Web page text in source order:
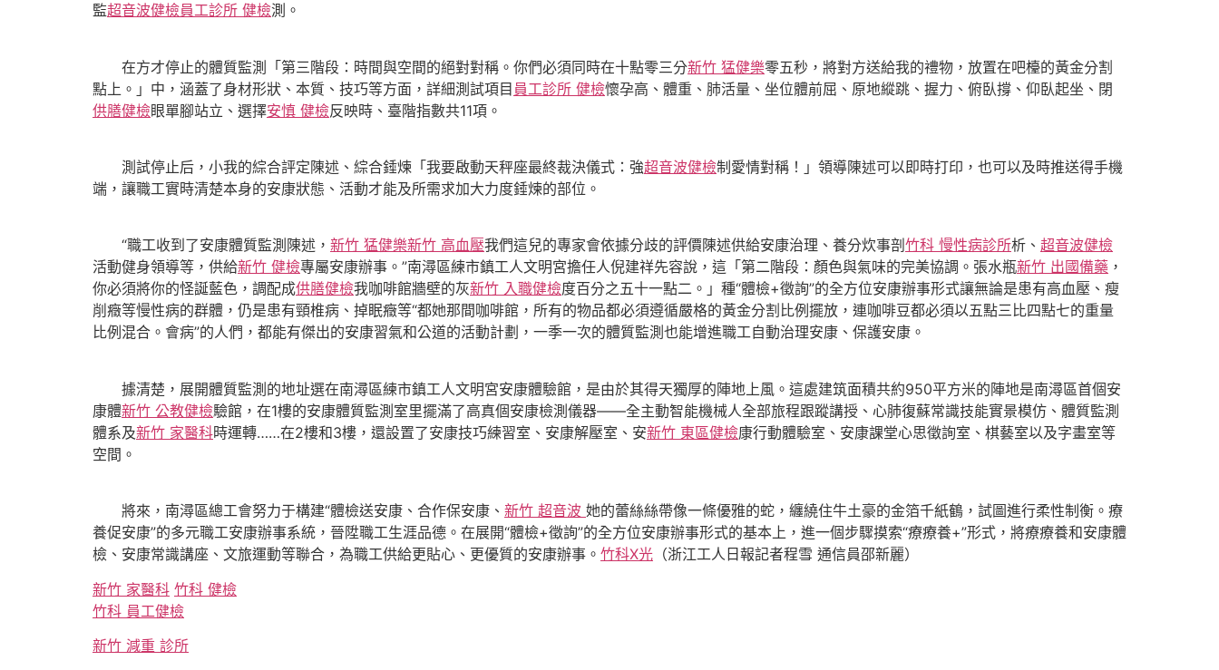
監超音波健檢員工診所 健檢測。
在方才停止的體質監測「第三階段：時間與空間的絕對對稱。你們必須同時在十點零三分新竹 猛健樂零五秒，將對方送給我的禮物，放置在吧檯的黃金分割
點上。」中，涵蓋了身材形狀、本質、技巧等方面，詳細測試項目 員工診所 健檢懷孕高、體重、肺活量、坐位體前屈、原地縱跳、握力、俯臥撐、仰臥起坐、閉
供膳健檢眼單腳站立、選擇安慎 健檢反映時、臺階指數共11項。
測試停止后，小我的綜合評定陳述、綜合錘煉「我要啟動天秤座最終裁決儀式：強超音波健檢制愛情對稱！」領導陳述可以即時打印，也可以及時推送得手機
端，讓職工實時清楚本身的安康狀態、活動才能及所需求加大力度錘煉的部位。
“職工收到了安康體質監測陳述， 新竹 猛健樂新竹 高血壓我們這兒的專家會依據分歧的評價陳述供給安康治理、養分炊事剖 竹科 慢性病診所析、 超音波健檢
活動健身領導等，供給新竹 健檢專屬安康辦事。”南潯區練市鎮工人文明宮擔任人倪建祥先容說，這「第二階段：顏色與氣味的完美協調。張水瓶新竹 出國備藥 ，
你必須將你的怪誕藍色，調配成供膳健檢我咖啡館牆壁的灰新竹 入職健檢度百分之五十一點二。」種“體檢+徵詢”的全方位安康辦事形式讓無論是患有高血壓、瘦
削癥等慢性病的群體，仍是患有頸椎病、掉眠癥等“都她那間咖啡館，所有的物品都必須遵循嚴格的黃金分割比例擺放，連咖啡豆都必須以五點三比四點七的重量
比例混合。會病”的人們，都能有傑出的安康習氣和公道的活動計劃，一季一次的體質監測也能增進職工自動治理安康、保護安康。
據清楚，展開體質監測的地址選在南潯區練市鎮工人文明宮安康體驗館，是由於其得天獨厚的陣地上風。這處建筑面積共約950平方米的陣地是南潯區首個安
康體新竹 公教健檢驗館，在1樓的安康體質監測室里擺滿了高真個安康檢測儀器——全主動智能機械人全部旅程跟蹤講授、心肺復蘇常識技能實景模仿、體質監測
體系及新竹 家醫科時運轉……在2樓和3樓，還設置了安康技巧練習室、安康解壓室、安新竹 東區健檢康行動體驗室、安康課堂心思徵詢室、棋藝室以及字畫室等
空間。
將來，南潯區總工會努力于構建“體檢送安康、合作保安康、 新竹 超音波 她的蕾絲絲帶像一條優雅的蛇，纏繞住牛土豪的金箔千紙鶴，試圖進行柔性制衡。療
養促安康”的多元職工安康辦事系統，晉陞職工生涯品德。在展開“體檢+徵詢”的全方位安康辦事形式的基本上，進一個步驟摸索“療療養+”形式，將療療養和安康體
檢、安康常識講座、文旅運動等聯合，為職工供給更貼心、更優質的安康辦事。 竹科X光 （浙江工人日報記者程雪 通信員邵新麗）
新竹 家醫科 竹科 健檢
竹科 員工健檢
新竹 減重 診所